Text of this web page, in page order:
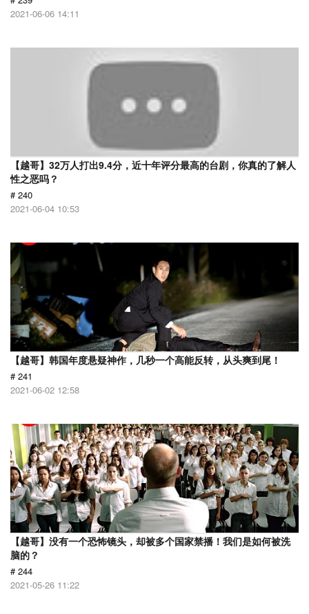
2021-06-06 14:11
【越哥】32万人打出9.4分，近十年评分最高的台剧，你真的了解人
性之恶吗？
# 240
2021-06-04 10:53
【越哥】韩国年度悬疑神作，几秒一个高能反转，从头爽到尾！
# 241
2021-06-02 12:58
【越哥】没有一个恐怖镜头，却被多个国家禁播！我们是如何被洗
脑的？
# 244
2021-05-26 11:22